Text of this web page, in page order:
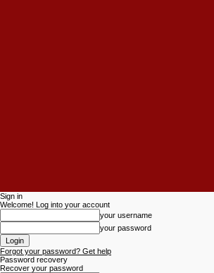
Sign in
Welcome! Log into your account
your username
your password
Forgot your password? Get help
Password recovery
Recover your password